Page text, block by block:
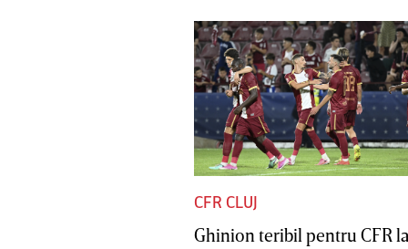
CFR CLUJ
Ghinion teribil pentru CFR la